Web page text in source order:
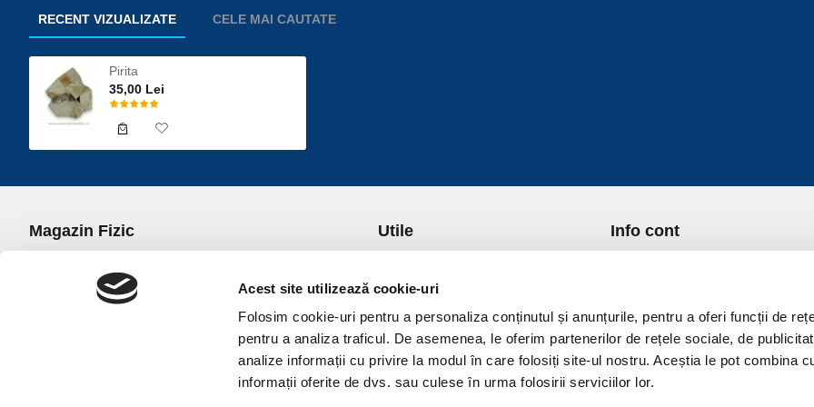
Acest site utilizează cookie-uri
Folosim cookie-uri pentru a personaliza conținutul și anunțurile, pentru a oferi funcții de
pentru a analiza traficul. De asemenea, le oferim partenerilor de rețele sociale, de
analize informații cu privire la modul în care folosiți site-ul nostru. Aceștia le pot combina
informații oferite de dvs. sau culese în urma folosirii serviciilor lor.
RECENT VIZUALIZATE CELE MAI CAUTATE
Pirita
35,00 Lei
Magazin Fizic
office@universulcristalelor.ro
0799 879 911, 0723 145 611 (Comenzi Telefonice)
Utile
Transport si Plata
Politica de Returnare
Politica de confidentialitate
Politica Cookies
Termeni si conditii
Info cont
Lista Favorite
GDPR - Protectia datelor
Contact